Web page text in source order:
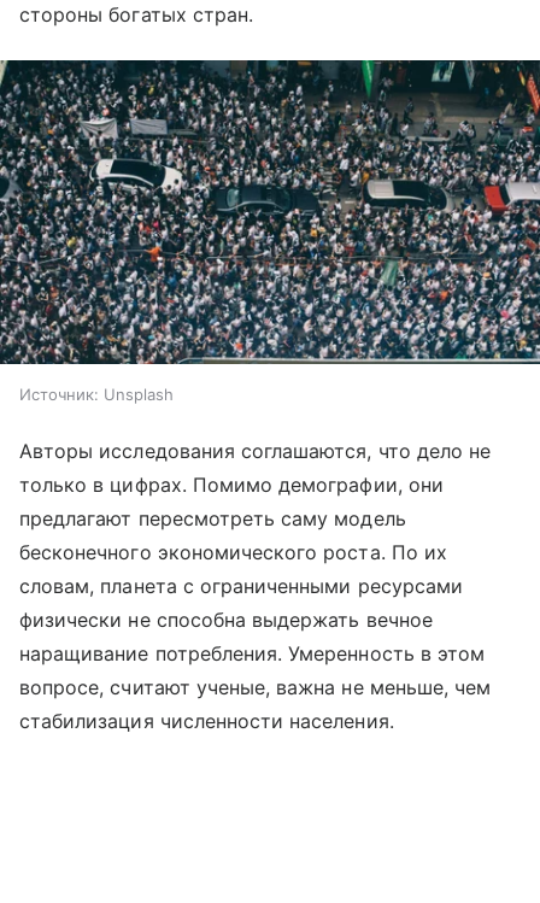
стороны богатых стран.
Источник: Unsplash
Авторы исследования соглашаются, что дело не
только в цифрах. Помимо демографии, они
предлагают пересмотреть саму модель
бесконечного экономического роста. По их
словам, планета с ограниченными ресурсами
физически не способна выдержать вечное
наращивание потребления. Умеренность в этом
вопросе, считают ученые, важна не меньше, чем
стабилизация численности населения.